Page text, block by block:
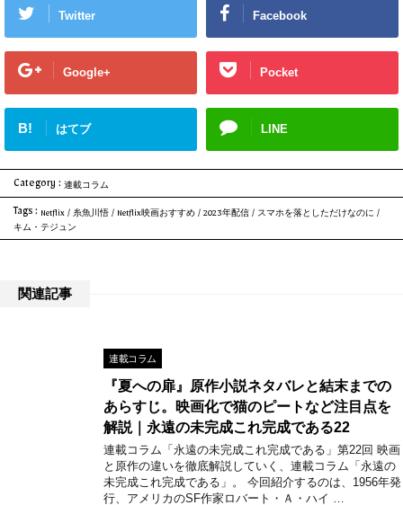
キャラクターに学ぶ、スマホとの上手な付き合い方を探っていきます。映...
Twitter Facebook
Google+ Pocket
B! はてブ LINE
Category : 連載コラム
Tags : Netflix / 糸魚川悟 / Netflix映画おすすめ / 2023年配信 / スマホを落としただけなのに /
キム・テジュン
関連記事
連載コラム
『夏への扉』原作小説ネタバレと結末までの
あらすじ。映画化で猫のピートなど注目点を
解説｜永遠の未完成これ完成である22
連載コラム「永遠の未完成これ完成である」第22回 映画
と原作の違いを徹底解説していく、連載コラム「永遠の
未完成これ完成である」。 今回紹介するのは、1956年発
行、アメリカのSF作家ロバート・Ａ・ハイ …